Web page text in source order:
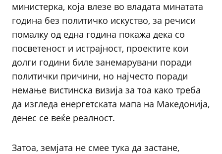
министерка, која влезе во владата минатата
година без политичко искуство, за речиси
помалку од една година покажа дека со
посветеност и истрајност, проектите кои
долги години биле занемарувани поради
политички причини, но најчесто поради
немање вистинска визија за тоа како треба
да изгледа енергетската мапа на Македонија,
денес се веќе реалност.
Затоа, земјата не смее тука да застане,